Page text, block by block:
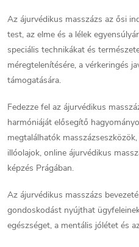
a
i
r
á
n
y
í
á
s
o
z
á
s
Az ájurvédikus masszázs az ősi
test, az elme és a lélek
speciális technikákat és
méregtelenítésére, a vérkeringés
támogatására.
Fedezze fel az ájurvédikus
harmóniáját elősegítő
megtalálhatók
illóolajok, online ájurvédikus
képzés Prágában.
Az ájurvédikus masszázs
gondoskodást nyújthat
egészséget, a mentális jólétet és